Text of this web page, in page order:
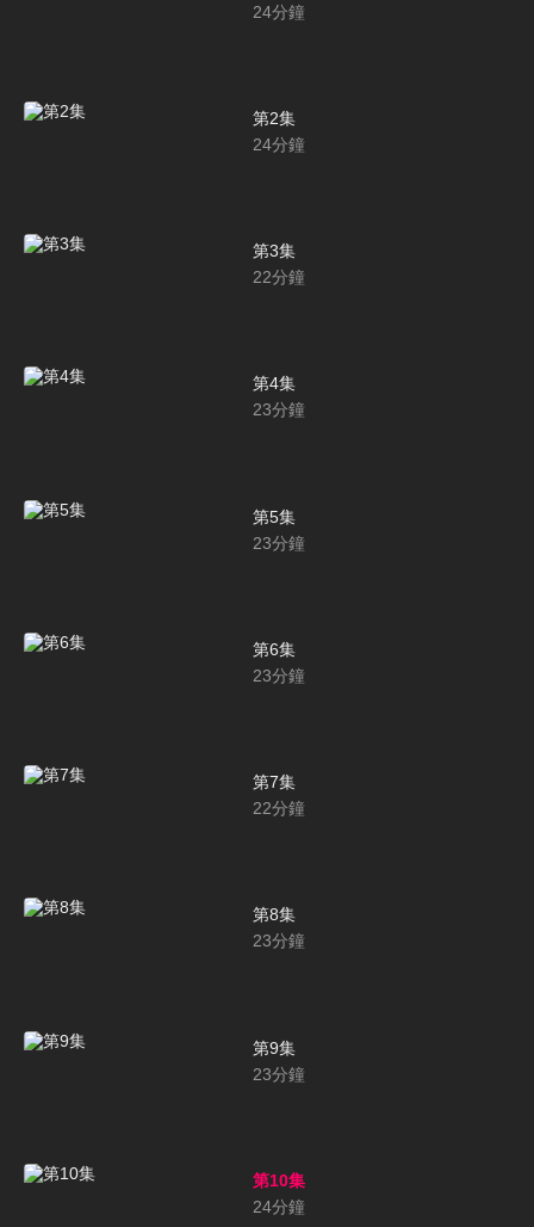
24分鐘
第2集
24分鐘
第3集
22分鐘
第4集
23分鐘
第5集
23分鐘
第6集
23分鐘
第7集
22分鐘
第8集
23分鐘
第9集
23分鐘
第10集
24分鐘